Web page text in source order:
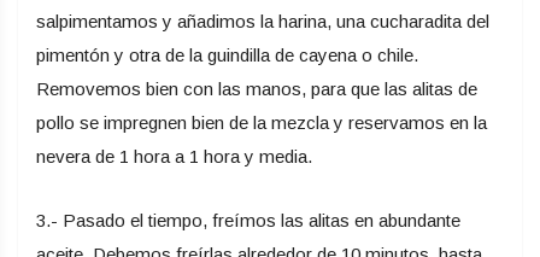
salpimentamos y añadimos la harina, una cucharadita del
pimentón y otra de la guindilla de cayena o chile.
Removemos bien con las manos, para que las alitas de
pollo se impregnen bien de la mezcla y reservamos en la
nevera de 1 hora a 1 hora y media.
3.- Pasado el tiempo, freímos las alitas en abundante